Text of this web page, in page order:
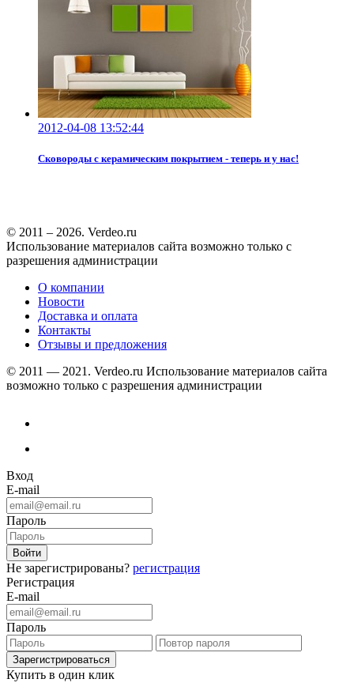
2012-04-08 13:52:44
Сковороды с керамическим покрытием - теперь и у нас!
© 2011 – 2026. Verdeo.ru
Использование материалов сайта возможно только с
разрешения администрации
О компании
Новости
Доставка и оплата
Контакты
Отзывы и предложения
© 2011 — 2021. Verdeo.ru Использование материалов сайта
возможно только с разрешения администрации
Вход
E-mail
Пароль
Не зарегистрированы? регистрация
Регистрация
E-mail
Пароль
Купить в один клик